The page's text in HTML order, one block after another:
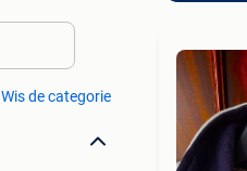
Wis de categorie